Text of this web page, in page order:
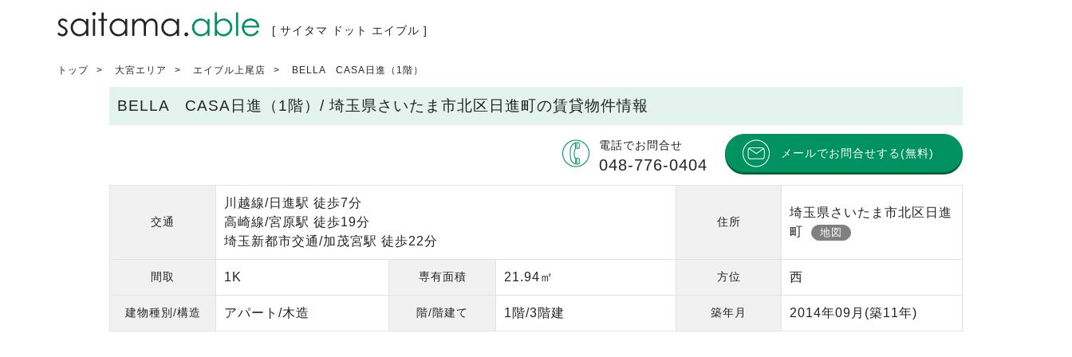
[ サイタマ ドット エイブル ]
トップ 大宮エリア エイブル上尾店 BELLA CASA日進（1階）
BELLA CASA日進（1階）/ 埼玉県さいたま市北区日進町の賃貸物件情報
電話でお問合せ
048-776-0404
メールでお問合せする(無料)
交通
川越線/日進駅 徒歩7分
高崎線/宮原駅 徒歩19分
埼玉新都市交通/加茂宮駅 徒歩22分
住所
埼玉県さいたま市北区日進
町
地図
間取 1K 専有面積 21.94㎡ 方位 西
建物種別/構造 アパート/木造 階/階建て 1階/3階建 築年月 2014年09月 (築11年)